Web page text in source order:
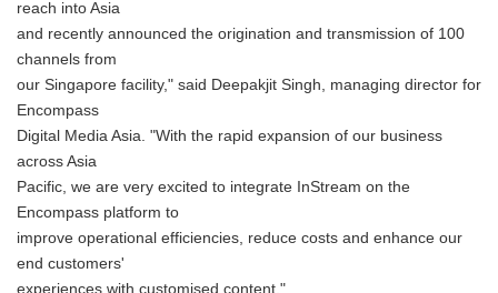
reach into Asia
and recently announced the origination and transmission of 100
channels from
our Singapore facility," said Deepakjit Singh, managing director for
Encompass
Digital Media Asia. "With the rapid expansion of our business
across Asia
Pacific, we are very excited to integrate InStream on the
Encompass platform to
improve operational efficiencies, reduce costs and enhance our
end customers'
experiences with customised content."